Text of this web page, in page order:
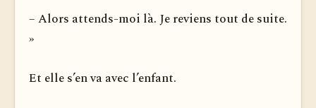
– Alors attends-moi là. Je reviens tout de suite.
»
Et elle s’en va avec l’enfant.